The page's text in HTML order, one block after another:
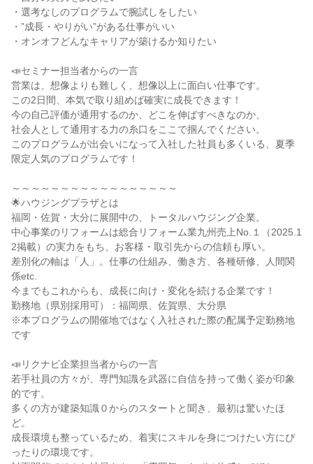
・選考なしのプログラムで腕試しをしたい
・”成長・やりがい”がある仕事がいい
・オンオフどんなキャリアが築けるか知りたい
📣セミナー担当者からの一言
営業は、想像よりも難しく、想像以上に面白い仕事です。
この2日間、本気で取り組めば確実に成長できます！
今の自己評価が通用するのか、どこを伸ばすべきなのか、
社会人として通用する力の糸口をここで掴んでください。
このプログラムが出会いになって入社した社員も多くいる、夏季
限定人気のプログラムです！
～～～～～～～～～～～～～～～～～
🌟ハウジングプラザとは
福岡・佐賀・大分に展開中の、トータルハウジング企業。
中心事業のリフォームは総合リフォーム業九州売上No.１（2025.1
2掲載）の実力をもち、お客様・取引先からの信頼も厚い。
差別化の軸は「人」。仕事の仕組み、働き方、各種研修、人間関
係etc.
今までもこれからも、成長に向け・変化を続ける企業です！
勤務地（県別採用可）：福岡県、佐賀県、大分県
※本プログラムの開催地ではなく入社された際の配属予定勤務地
です
📣リクナビ企業担当者からの一言
若手社員の方々が、専門知識を武器に自信を持って働く姿が印象
的です。
多くの方が建築知識０からのスタートと聞き、最初は驚いたほ
ど。
成長環境も整っているため、着実にスキルを身につけたい方にぴ
ったりの環境です。